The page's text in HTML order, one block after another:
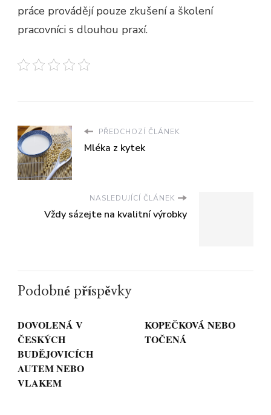
práce provádějí pouze zkušení a školení
pracovníci s dlouhou praxí.
PŘEDCHOZÍ ČLÁNEK
Mléka z kytek
NASLEDUJÍCÍ ČLÁNEK
Vždy sázejte na kvalitní výrobky
Podobné příspěvky
DOVOLENÁ V
ČESKÝCH
BUDĚJOVICÍCH
AUTEM NEBO
VLAKEM
KOPEČKOVÁ NEBO
TOČENÁ